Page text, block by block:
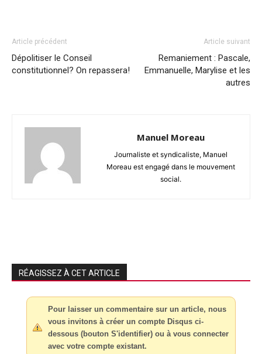
Article précédent
Dépolitiser le Conseil
constitutionnel? On repassera!
Article suivant
Remaniement : Pascale,
Emmanuelle, Marylise et les
autres
Manuel Moreau
Journaliste et syndicaliste, Manuel
Moreau est engagé dans le mouvement
social.
RÉAGISSEZ À CET ARTICLE
Pour laisser un commentaire sur un article, nous
vous invitons à créer un compte Disqus ci-
dessous (bouton S'identifier) ou à vous connecter
avec votre compte existant.